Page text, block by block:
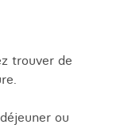
trouver de
ou